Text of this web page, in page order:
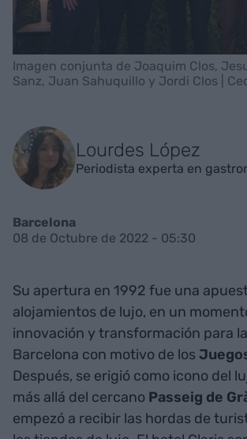
Imagen conjunta de Joaquim Clos,
Sanz, Juan Sahuquillo y Jordi Clos |
Lourdes López
Periodista experta en
Barcelona
08 de Octubre de 2022 - 05:30
Su apertura en 1992 fue una
alojamientos de lujo, en un
innovación y transformación para
Barcelona con motivo de los
Después, se erigió como icono del
más allá del cercano Passeig de
empezó a recibir las hordas de